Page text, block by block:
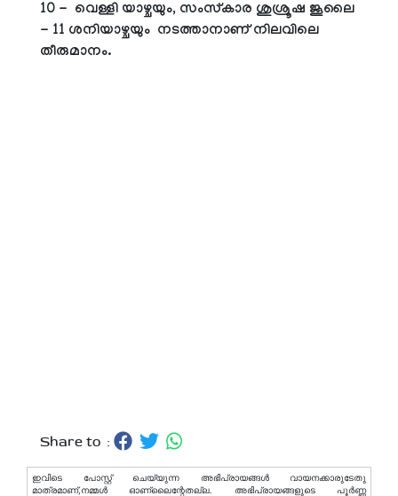
10 - വെള്ളി യാഴ്ചയും, സംസ്‌കാര ശുശ്രൂഷ ജൂലൈ
- 11 ശനിയാഴ്ചയും നടത്താനാണ് നിലവിലെ
തീരുമാനം.
Share to :
ഇവിടെ പോസ്റ്റ് ചെയ്യുന്ന അഭിപ്രായങ്ങള്‍ വായനക്കാരുടേതു
മാത്രമാണ്,നമ്മൾ ഓണ്ലൈന്റേതല്ല. അഭിപ്രായങ്ങളുടെ പൂർണ്ണ